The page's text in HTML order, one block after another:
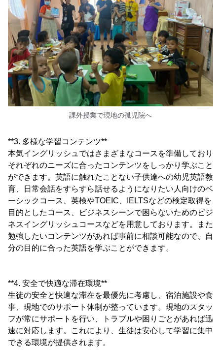
課外授業で現地の孤児院へ
**3. 多様な学習コンテンツ**
本気イングリッシュではさまざまなコースを準備しており
それぞれのニーズに合ったコンテンツをしっかり学ぶこと
ができます。英語に触れたことない子供達への幼児英語教
育、日常会話をすらすら話せるようになりたい人向けのベ
ーシックコース、英検やTOEIC、IELTSなどの検定取得を
目的としたコース、ビジネスシーンで困らないためのビジ
ネスイングリッシュコースなどを用意しております。また
勉強したいコンテンツがあれば事前に相談可能なので、自
分の目的に合った英語を学ぶことができます。
**4. 安全で快適な滞在環境**
生徒の安全と快適な滞在を最優先に考慮し、宿泊施設や食
事、現地でのサポート体制が整っています。現地のスタッ
フが常にサポートを行い、トラブルや困りごとがあれば迅
速に対応します。これにより、生徒は安心して学習に集中
できる環境が提供されます。